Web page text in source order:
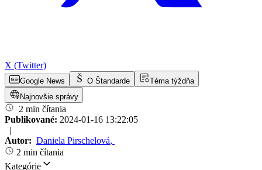
X (Twitter)
Google News O Štandarde
Téma týždňa
Najnovšie správy
2 min čítania
Publikované: 2024-01-16 13:22:05
|
Autor: Daniela Pirschelová,
2 min čítania
Kategórie